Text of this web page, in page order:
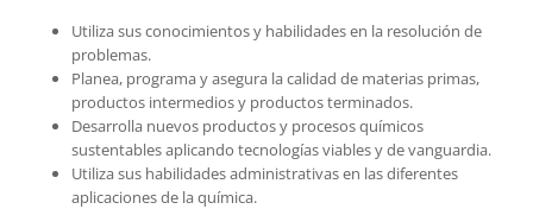
Utiliza sus conocimientos y habilidades en la resolución de
problemas.
Planea, programa y asegura la calidad de materias primas,
productos intermedios y productos terminados.
Desarrolla nuevos productos y procesos químicos
sustentables aplicando tecnologías viables y de vanguardia.
Utiliza sus habilidades administrativas en las diferentes
aplicaciones de la química.